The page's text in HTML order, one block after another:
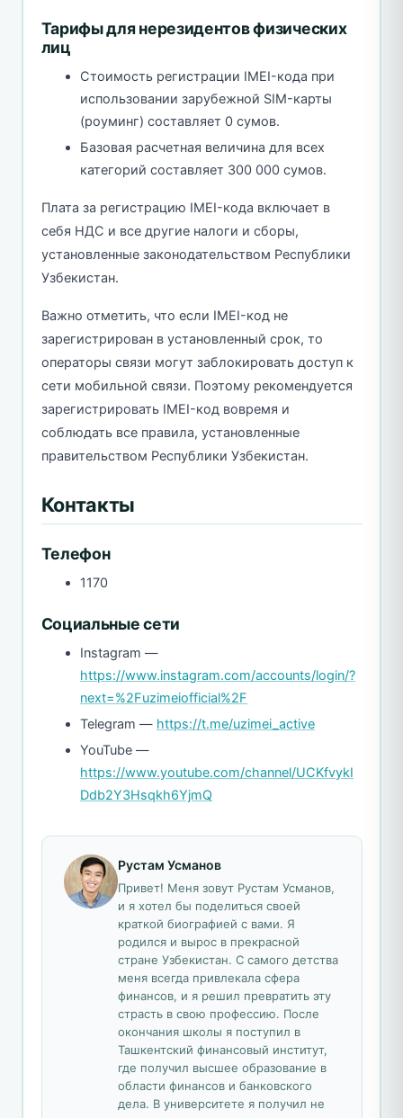
Тарифы для нерезидентов физических
лиц
Стоимость регистрации IMEI-кода при
использовании зарубежной SIM-карты
(роуминг) составляет 0 сумов.
Базовая расчетная величина для всех
категорий составляет 300 000 сумов.
Плата за регистрацию IMEI-кода включает в
себя НДС и все другие налоги и сборы,
установленные законодательством Республики
Узбекистан.
Важно отметить, что если IMEI-код не
зарегистрирован в установленный срок, то
операторы связи могут заблокировать доступ к
сети мобильной связи. Поэтому рекомендуется
зарегистрировать IMEI-код вовремя и
соблюдать все правила, установленные
правительством Республики Узбекистан.
Контакты
Телефон
1170
Социальные сети
Instagram —
https://www.instagram.com/accounts/login/?
next=%2Fuzimeiofficial%2F
Telegram — https://t.me/uzimei_active
YouTube —
https://www.youtube.com/channel/UCKfvykI
Ddb2Y3Hsqkh6YjmQ
Рустам Усманов
Привет! Меня зовут Рустам Усманов,
и я хотел бы поделиться своей
краткой биографией с вами. Я
родился и вырос в прекрасной
стране Узбекистан. С самого детства
меня всегда привлекала сфера
финансов, и я решил превратить эту
страсть в свою профессию. После
окончания школы я поступил в
Ташкентский финансовый институт,
где получил высшее образование в
области финансов и банковского
дела. В университете я получил не